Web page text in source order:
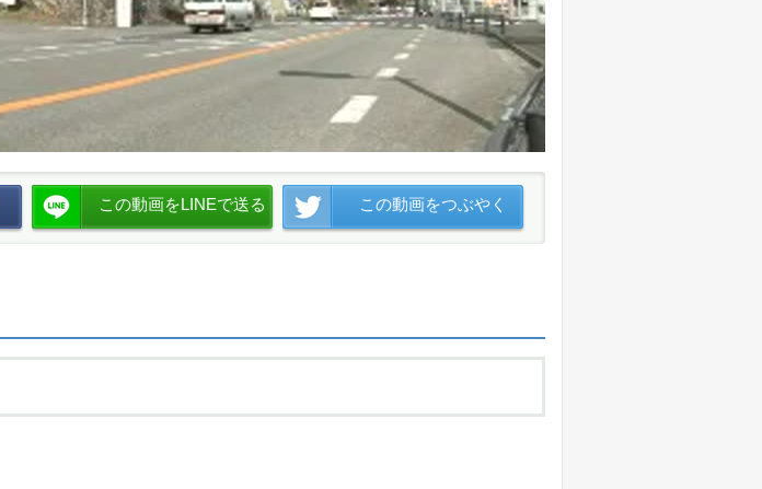
この動画をLINEで送る この動画をつぶやく